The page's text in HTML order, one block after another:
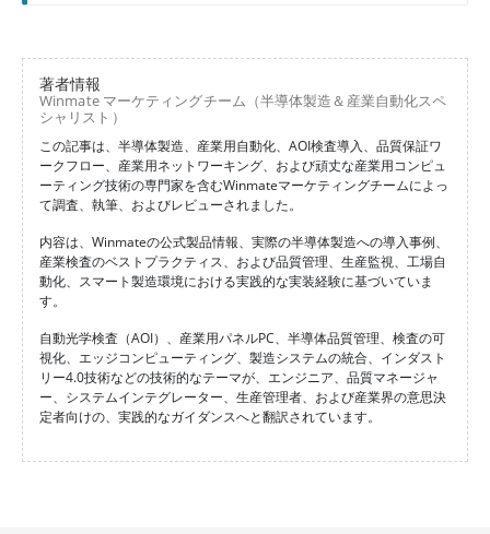
著者情報
Winmate マーケティングチーム（半導体製造＆産業自動化スペ
シャリスト）
この記事は、半導体製造、産業用自動化、AOI検査導入、品質保証ワ
ークフロー、産業用ネットワーキング、および頑丈な産業用コンピュ
ーティング技術の専門家を含むWinmateマーケティングチームによっ
て調査、執筆、およびレビューされました。
内容は、Winmateの公式製品情報、実際の半導体製造への導入事例、
産業検査のベストプラクティス、および品質管理、生産監視、工場自
動化、スマート製造環境における実践的な実装経験に基づいていま
す。
自動光学検査（AOI）、産業用パネルPC、半導体品質管理、検査の可
視化、エッジコンピューティング、製造システムの統合、インダスト
リー4.0技術などの技術的なテーマが、エンジニア、品質マネージャ
ー、システムインテグレーター、生産管理者、および産業界の意思決
定者向けの、実践的なガイダンスへと翻訳されています。